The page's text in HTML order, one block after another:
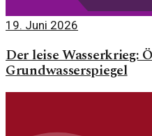
19. Juni 2026
Der leise Wasserkrieg:
Grundwasserspiegel